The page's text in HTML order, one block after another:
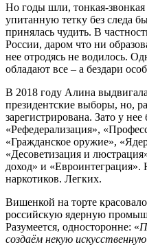
Но годы шли, тонкая-
упитанную тетку без следа
принялась чудить. В
России, даром что ни
нее отродясь не водилось.
обладают все – а бездари
В 2018 году Алина
президентские выборы, но,
зарегистрирована. Зато у
«Рефедерализация»,
«Гражданское оружие»,
«Десоветизация и
доход» и
наркотиков. Легких.
Вишенкой на торте
российскую ядерную
Разумеется, односторонне: «
создаём некую